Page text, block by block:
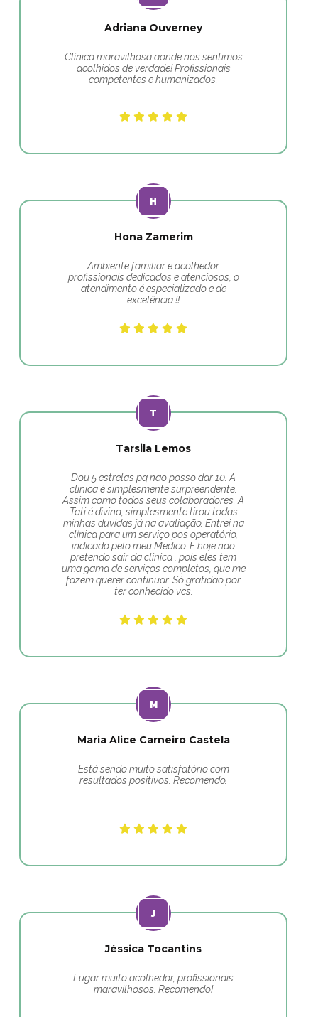
Adriana Ouverney
Clínica maravilhosa aonde nos sentimos
acolhidos de verdade! Profissionais
competentes e humanizados.
Hona Zamerim
Ambiente familiar e acolhedor
profissionais dedicados e atenciosos, o
atendimento é especializado e de
excelência.!!
Tarsila Lemos
Dou 5 estrelas pq nao posso dar 10. A
clinica é simplesmente surpreendente.
Assim como todos seus colaboradores. A
Tati é divina, simplesmente tirou todas
minhas duvidas já na avaliação. Entrei na
clínica para um serviço pos operatório,
indicado pelo meu Medico. E hoje não
pretendo sair da clinica , pois eles tem
uma gama de serviços completos, que me
fazem querer continuar. Só gratidão por
ter conhecido vcs.
Maria Alice Carneiro Castela
Está sendo muito satisfatório com
resultados positivos. Recomendo.
Jéssica Tocantins
Lugar muito acolhedor, profissionais
maravilhosos. Recomendo!